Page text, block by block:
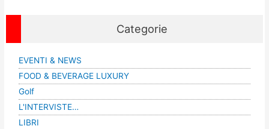
Categorie
EVENTI & NEWS
FOOD & BEVERAGE LUXURY
Golf
L'INTERVISTE…
LIBRI